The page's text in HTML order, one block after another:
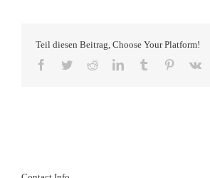
macht
dick
Teil diesen Beitrag, Choose Your Platform!
Facebook
TwitterRedditLinkedInTumblr Pinterest
Vk